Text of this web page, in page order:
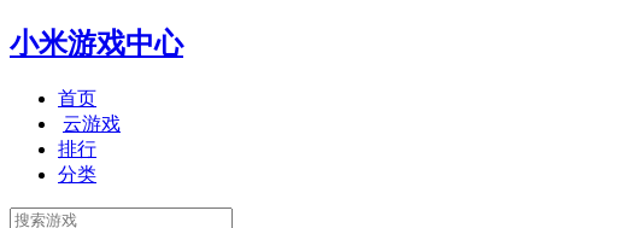
小米游戏中心
首页
云游戏
排行
分类